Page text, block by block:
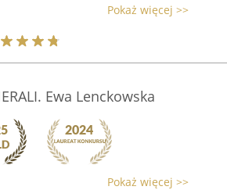
Pokaż więcej >>
Ewa Lenckowska
Pokaż więcej >>